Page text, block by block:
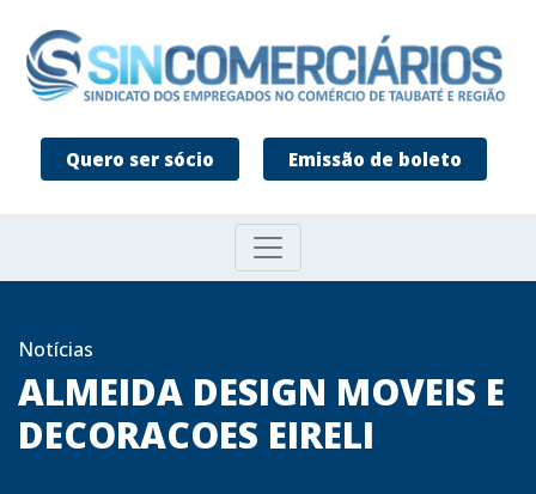
Quero ser sócio Emissão de boleto
Notícias
ALMEIDA DESIGN MOVEIS E
DECORACOES EIRELI